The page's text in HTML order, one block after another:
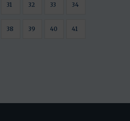
31 32 33 34
38 39 40 41